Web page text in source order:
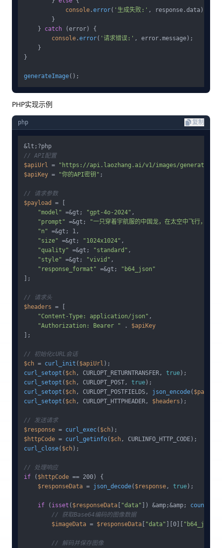
console .error( '生成失败:' , response.data);
        }
    }
catch (error) {
console .error( '请求错误:' , error.message);
    }
}
generateImage
PHP实现示例
php 复制
// API配置
$apiUrl
= "https://api.laozhang.ai/v1/images/generate"
$apiKey = "你的API密钥" ;
// 请求参数
$payload
= [
"model" =&gt; "gpt-4o-2024" ,
"prompt" =&gt;
"一只穿着宇航服的中国龙，在太空中飞行，地球
"n" =&gt; 1,
"size" =&gt; "1024x1024" ,
"quality" =&gt; "standard" ,
"style" =&gt; "vivid" ,
"response_format" =&gt;
"b64_json"
];
// 请求头
$headers = [
"Content-Type: application/json" ,
"Authorization: Bearer " . $apiKey
];
// 初始化cURL会话
$ch = curl_init ( $apiUrl
curl_setopt ( $ch , CURLOPT_RETURNTRANSFER, true
curl_setopt ( $ch , CURLOPT_POST, true
curl_setopt ( $ch , CURLOPT_POSTFIELDS, json_encode( $payload
curl_setopt ( $ch , CURLOPT_HTTPHEADER, $headers );
// 发送请求
$response = curl_exec( $ch
$httpCode = curl_getinfo( $ch
curl_close( $ch);
// 处理响应
if ( $httpCode == 200) {
$responseData = json_decode( $response , true);
if ( isset ( $responseData [ "data" ]) &amp;&amp; count
// 获取Base64编码的图像数据
$imageData = $responseData [ "data" ][0][ "b64_json"
// 解码并保存图像